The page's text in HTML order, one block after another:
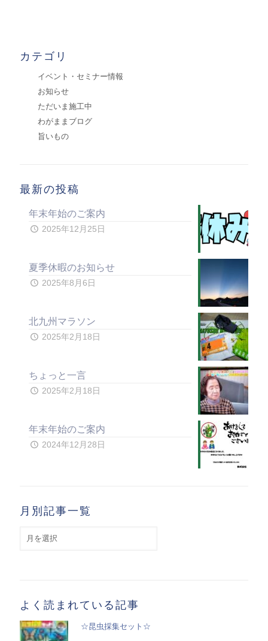
カテゴリ
イベント・セミナー情報
お知らせ
ただいま施工中
わがままブログ
旨いもの
最新の投稿
年末年始のご案内
2025年12月25日
夏季休暇のお知らせ
2025年8月6日
北九州マラソン
2025年2月18日
ちょっと一言
2025年2月18日
年末年始のご案内
2024年12月28日
月別記事一覧
よく読まれている記事
☆昆虫採集セット☆